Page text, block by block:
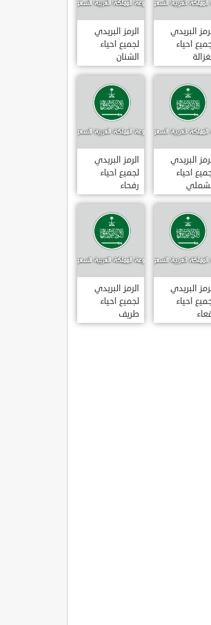
البريدي
احياء
الرمز البريدي
لجميع احياء
الشنان
البريدي
احياء
الرمز البريدي
لجميع احياء
رفحاء
البريدي
احياء
الرمز البريدي
لجميع احياء
طريف